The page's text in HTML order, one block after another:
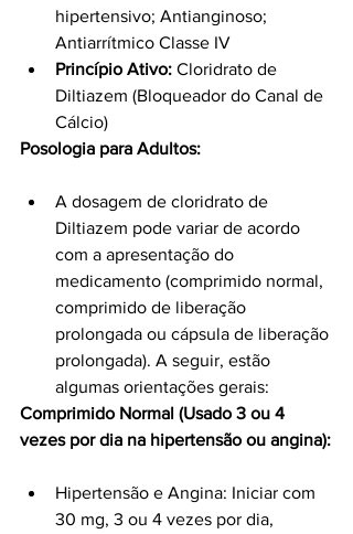
hipertensivo; Antianginoso;
Antiarrítmico Classe IV
Princípio Ativo: Cloridrato de
Diltiazem (Bloqueador do Canal de
Cálcio)
Posologia para Adultos:
A dosagem de cloridrato de
Diltiazem pode variar de acordo
com a apresentação do
medicamento (comprimido normal,
comprimido de liberação
prolongada ou cápsula de liberação
prolongada). A seguir, estão
algumas orientações gerais:
Comprimido Normal (Usado 3 ou 4
vezes por dia na hipertensão ou angina):
Hipertensão e Angina: Iniciar com
30 mg, 3 ou 4 vezes por dia,